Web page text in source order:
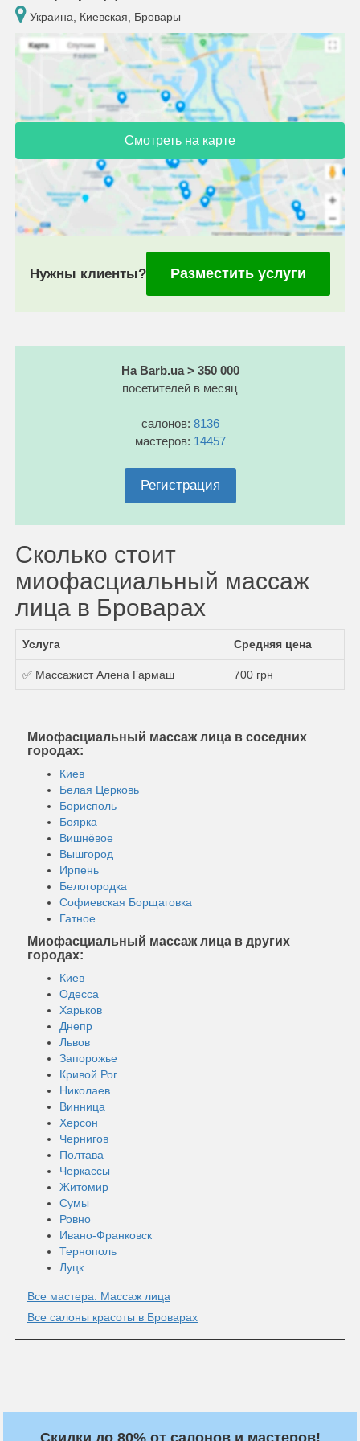
Украина, Киевская, Бровары
Смотреть на карте
Нужны клиенты? Разместить услуги
На Barb.ua > 350 000
посетителей в месяц
салонов: 8136
мастеров: 14457
Регистрация
Сколько стоит
миофасциальный массаж
лица в Броварах
Услуга Средняя цена
✅ Массажист Алена Гармаш 700 грн
Миофасциальный массаж лица в соседних
городах:
Киев
Белая Церковь
Борисполь
Боярка
Вишнёвое
Вышгород
Ирпень
Белогородка
Софиевская Борщаговка
Гатное
Миофасциальный массаж лица в других
городах:
Киев
Одесса
Харьков
Днепр
Львов
Запорожье
Кривой Рог
Николаев
Винница
Херсон
Чернигов
Полтава
Черкассы
Житомир
Сумы
Ровно
Ивано-Франковск
Тернополь
Луцк
Все мастера: Массаж лица
Все салоны красоты в Броварах
Скидки до 80% от салонов и мастеров!